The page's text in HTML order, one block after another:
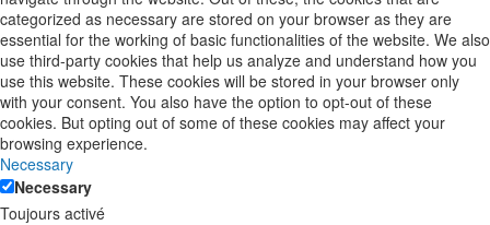
categorized as necessary are stored on your browser as they are
essential for the working of basic functionalities of the website. We also
use third-party cookies that help us analyze and understand how you
use this website. These cookies will be stored in your browser only
with your consent. You also have the option to opt-out of these
cookies. But opting out of some of these cookies may affect your
browsing experience.
Necessary
Necessary
Toujours activé